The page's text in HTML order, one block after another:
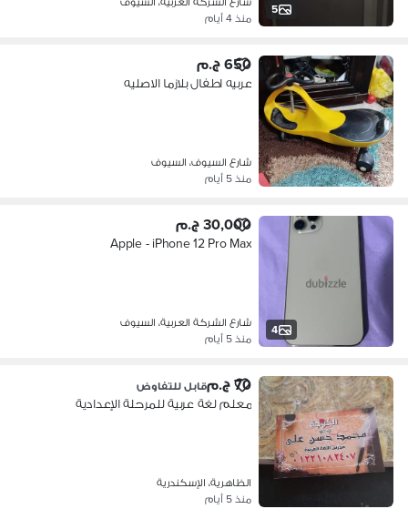
5
منذ 4 أيام
650 ج.م
عربيه اطفال بلازما الاصليه
شارع السيوف، السيوف
منذ 5 أيام
4
30,000 ج.م
Apple - iPhone 12 Pro Max
شارع الشركة العربية، السيوف
منذ 5 أيام
70 ج.م قابل للتفاوض
معلم لغة عربية للمرحلة الإعدادية
الظاهرية، الإسكندرية
منذ 5 أيام